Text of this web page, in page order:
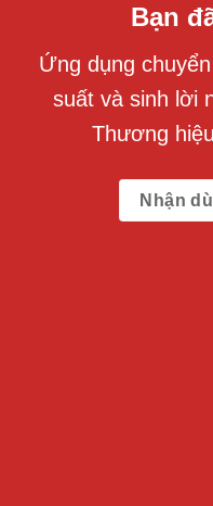
Bạn
Ứng dụng
suất và sinh lời
Thương
Nhận